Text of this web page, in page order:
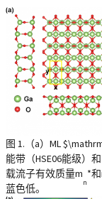
图 1.（a）ML
能带（HSE06能级）
载流子有效质量m
n
*
蓝色低。